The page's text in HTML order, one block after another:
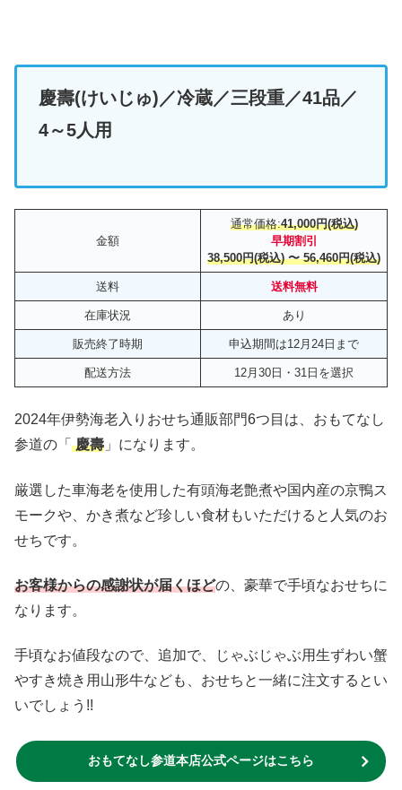
慶壽(けいじゅ)／冷蔵／三段重／41品／
4～5人用
金額
通常価格:41,000円(税込)
早期割引
38,500円(税込) 〜 56,460円(税込)
送料 送料無料
在庫状況 あり
販売終了時期 申込期間は12月24日まで
配送方法 12月30日・31日を選択
2024年伊勢海老入りおせち通販部門6つ目は、おもてなし
参道の「 慶壽 」になります。
厳選した車海老を使用した有頭海老艶煮や国内産の京鴨ス
モークや、かき煮など珍しい食材もいただけると人気のお
せちです。
お客様からの感謝状が届くほどの、豪華で手頃なおせちに
なります。
手頃なお値段なので、追加で、じゃぶじゃぶ用生ずわい蟹
やすき焼き用山形牛なども、おせちと一緒に注文するとい
いでしょう!!
おもてなし参道本店公式ページはこちら